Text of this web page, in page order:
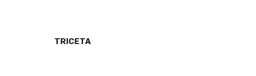
TRICETA